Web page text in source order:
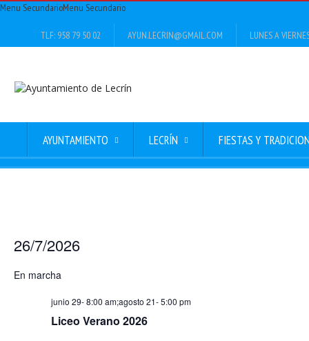
Menu SecundarioMenu Secundario
TLF: 958 79 50 02 AYUN.LECRIN@GMAIL.COM LUNES A
AYUNTAMIENTO LECRÍN FIESTAS Y
26/7/2026
fecha.
En marcha
junio 29- 8:00 am;agosto 21- 5:00 pm
Liceo Verano 2026